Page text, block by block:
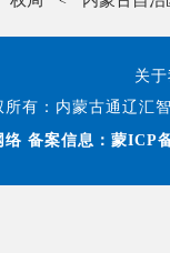
关
所有：内蒙古通辽汇
络 备案信息：蒙ICP